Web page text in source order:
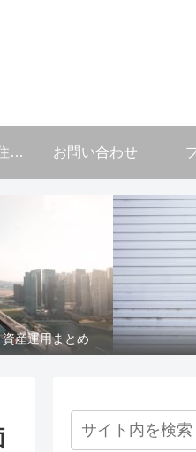
シンガポール在住者向け お問い合わせ
産運用まとめ